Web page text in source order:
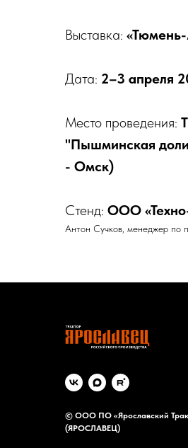
Выставка:
Дата: 2–3 апреля
Место проведения:
"Пышминская
- Омск)
Стенд: ООО
Антон Сучков, менеджер по
© ООО ПО «Ярославский
(ЯРОСЛАВЕЦ)